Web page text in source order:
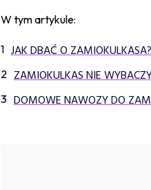
W tym artykule:
JAK DBAĆ O
ZAMIOKULKAS NIE
DOMOWE NAWOZY DO